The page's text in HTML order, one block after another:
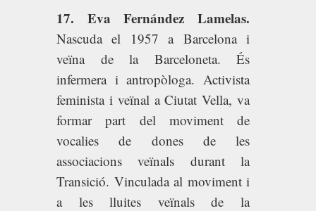
17. Eva Fernández Lamelas.
Nascuda el 1957 a Barcelona i
veïna de la Barceloneta. És
infermera i antropòloga. Activista
feminista i veïnal a Ciutat Vella, va
formar part del moviment de
vocalies de dones de les
associacions veïnals durant la
Transició. Vinculada al moviment i
a les lluites veïnals de la